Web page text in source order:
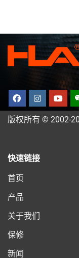
版权所有 © 2002-
快速链接
首页
产品
关于我们
保修
新闻